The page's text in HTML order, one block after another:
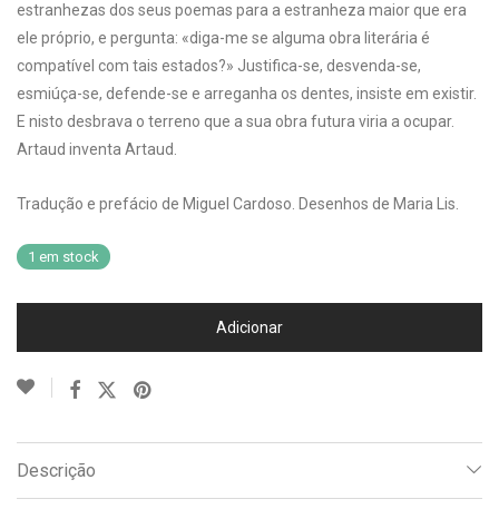
estranhezas dos seus poemas para a estranheza maior que era
ele próprio, e pergunta: «diga-me se alguma obra literária é
compatível com tais estados?» Justifica-se, desvenda-se,
esmiúça-se, defende-se e arreganha os dentes, insiste em existir.
E nisto desbrava o terreno que a sua obra futura viria a ocupar.
Artaud inventa Artaud.
Tradução e prefácio de Miguel Cardoso. Desenhos de Maria Lis.
1 em stock
Adicionar
Descrição